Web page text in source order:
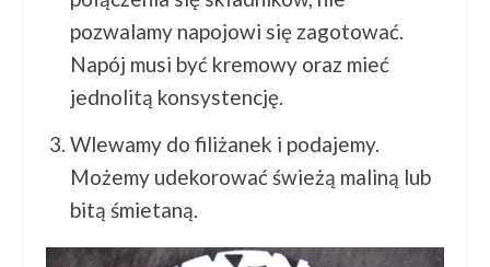
pozwalamy napojowi się zagotować.
Napój musi być kremowy oraz mieć
jednolitą konsystencję.
Wlewamy do filiżanek i podajemy.
Możemy udekorować świeżą maliną lub
bitą śmietaną.